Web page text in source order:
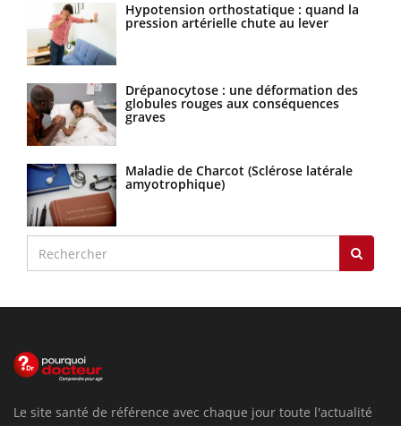
Hypotension orthostatique : quand la
pression artérielle chute au lever
Drépanocytose : une déformation des
globules rouges aux conséquences
graves
Maladie de Charcot (Sclérose latérale
amyotrophique)
Le site santé de référence avec chaque jour toute l'actualité